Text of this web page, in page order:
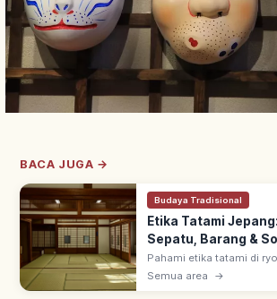
BACA JUGA →
Budaya Tradisional
Etika Tatami
Sepatu, Barang &
Pahami etika tatami di
Jepang, mulai dari aturan
Semua area →